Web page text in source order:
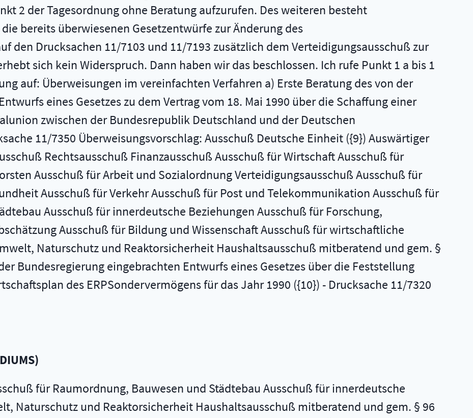
2 der Tagesordnung ohne Beratung aufzurufen. Des weiteren besteht
bereits überwiesenen Gesetzentwürfe zur Änderung des
den Drucksachen 11/7103 und 11/7193 zusätzlich dem Verteidigungsausschuß zur
sich kein Widerspruch. Dann haben wir das beschlossen. Ich rufe Punkt 1 a bis 1
auf: Überweisungen im vereinfachten Verfahren a) Erste Beratung des von der
eines Gesetzes zu dem Vertrag vom 18. Mai 1990 über die Schaffung einer
zwischen der Bundesrepublik Deutschland und der Deutschen
11/7350 Überweisungsvorschlag: Ausschuß Deutsche Einheit ({9}) Auswärtiger
Rechtsausschuß Finanzausschuß Ausschuß für Wirtschaft Ausschuß für
Ausschuß für Arbeit und Sozialordnung Verteidigungsausschuß Ausschuß für
Ausschuß für Verkehr Ausschuß für Post und Telekommunikation Ausschuß für
Ausschuß für innerdeutsche Beziehungen Ausschuß für Forschung,
Ausschuß für Bildung und Wissenschaft Ausschuß für wirtschaftliche
Naturschutz und Reaktorsicherheit Haushaltsausschuß mitberatend und gem. §
Bundesregierung eingebrachten Entwurfs eines Gesetzes über die Feststellung
des ERPSondervermögens für das Jahr 1990 ({10}) - Drucksache 11/7320
)
({13}), Lennartz, Dr. Hartenstein, Adler, Bachmaier, Bernrath, Blunck, Dr. Böhme ({14}), Dr. von Bülow, Conradi, Fischer ({15}), Gilges, Dr. Hauchler, Kastner, Dr. Kübler, Kiehm, Menzel, Müller ({16}), Rappe ({17}), Reimann, Reuter, Dr. Schöfberger, Schütz, Stahl ({18}), Tietjen, Waltemathe, Dr. Wernitz, Dr. Vogel und der Fraktion der SPD Betriebsbeauftragte für Umweltschutz - Drucksache 11/7202 Überweisungsvorschlag des Ältestenrates: Ausschuß für Wirtschaft ({19}) Ausschuß für Arbeit und Sozialordnung Ausschuß für Umwelt, Naturschutz und Reaktorsicherheit k) Beratung des Antrags des Bundesministers der Finanzen Einwilligung in die Veräußerung des Bundesanteils am „Unteren Mundatwald" gemäß § 64 Abs. 2 der Bundeshaushaltsordnung - Drucksache 11/7144 - Überweisungsvorschlag: Haushaltsausschuß 1) Beratung des Antrags des Präsidenten des Bundesrechnungshofes Rechnung des Bundesrechnungshofes für das Haushaltsjahr 1989 - Einzelplan 20 -- Drucksache 11/7316 - Überweisungsvorschlag: Haushaltsausschuß m) Beratung des Antrags der Abgeordneten Frau Schilling, Frau Schoppe und der Fraktion DIE GRÜNEN Vizepräsidentin Renger Zur Schließung des Luft-Boden-Übungsplatzes „Nordhorn-Range" - Drucksache 11/6866 Überweisungsvorschlag: Verteidigungsausschuß ({20}) Auswärtiger Ausschuß n) Beratung des Antrags der Abgeordneten Oostergetelo, Dr. Däubler-Gmelin, Andres, Börnsen ({21}), Bulmahn, Dr. Emmerlich, Ewen, Faße, Dr. Gautier, Götte, Graf, Haack ({22}), Dr. Hauchler, Heistermann, Hiller ({23}), Kiehm, Koltzsch, Kühbacher, Müller ({24}), Niehuis, Pauli, Rixe, Dr. Sonntag-Wolgast, Sielaff, Scherrer, Schmidt ({25}), Schütz, Dr. Struck, Terborg, Tietjen, Waltemathe Schließung des Luft-Boden-Übungsplatzes „Nordhorn-Range" - Drucksache 11/7264 Überweisungsvorschlag: Verteidigungsausschuß ({26}) Auswärtiger Ausschuß Interfraktionell wird vorgeschlagen, die Vorlagen an die in der Tagesordnung aufgeführten Ausschüsse zu überweisen. - Kein Widerspruch. Auch dies ist so beschlossen. Ich rufe die Punkte 2 sowie die Punkte 9 c bis 9 e der Tagesordnung auf: 2. Beratungen ohne Aussprache a) Zweite Beratung und Schlußabstimmung des von der Bundesregierung eingebrachten Entwurfs eines Gesetzes zu dem Vertrag vom 1. Dezember 1987 über die wasserwirtschaftliche Zusammenarbeit im Einzugsgebiet der Donau - Drucksache 11/6943 Beschlußempfehlung und Bericht des Ausschusses für Umwelt, Naturschutz und Reaktorsicherheit ({27}) - Drucksache 11/7380 Berichterstatter: Abgeordneter Dr. Friedrich ({28}) b) Zweite und dritte Beratung des von der Bundesregierung eingebrachten Entwurfs eines Zweiten Gesetzes zur Änderung des Ernährungssicherstellungsgesetzes - Drucksache 11/6156 Beschlußempfehlung und Bericht des Ausschusses für Ernährung, Landwirtschaft und Forsten ({29}) - Drucksache 11/7403 Berichterstatter: Abgeordneter Sauter ({30}) ({31}) c) Zweite und dritte Beratung des von der Bundesregierung eingebrachten Entwurfs eines Ernährungsvorsorgegesetzes ({32}) - Drucksache 11/6157 Beschlußempfehlung und Bericht des Ausschusses für Ernährung, Landwirtschaft und Forsten ({33}) - Drucksache 11/7404 Berichterstatter: Abgeordneter Sauter ({34}) ({35}) d) Beratung der Beschlußempfehlung und des Berichts des Innenausschusses ({36}) zu dem Antrag der Fraktion der SPD Aufstockung des Härtefonds für Nationalgeschädigte beim Hohen Flüchtlingskommissar der Vereinten Nationen zu der Unterrichtung durch die Bundesregierung Bericht über Härtefonds für Nationalgeschädigte beim Hohen Flüchtlingskommissar der Vereinten Nationen - Drucksachen 11/4841, 11/6287, 11/7044 - Berichterstatter: Abgeordnete Frau Dr. Wisniewski Lambinus Such e) Beratung der Beschlußempfehlung und des Berichts des Ausschusses für Verkehr ({37}) zu dem Antrag der Fraktion der SPD Transporte gefährlicher Güter durch Militärfahrzeuge - Drucksachen 11/1379, 11/7132 - Berichterstatter: Abgeordneter Richter f) Beratung der Beschlußempfehlung und des Berichts des Ausschusses für Ernährung, Landwirtschaft und Forsten ({38}) zu dem Antrag der Abgeordneten Susset, Michels, Eigen, Bayha, Carstensen ({39}), Herkenrath, Kalb, Kroll-Schlüter, Niegel, Sauter ({40}), Schartz ({41}), Freiherr von Schorlemer, Dr. Schwörer, Borchert, Fellner, Fuchtel, Dr. Göhner, Seesing, Freiherr Heereman von Zuydtwyck, Dr. Kunz ({42}), Dr. Meyer zu Bentrup, Scheu, Frau Schmidt ({43}), Schmitz ({44}), Frau Will-Feld und Genossen und der Fraktion der CDU/CSU sowie der Abgeordneten Paintner, Heinrich, Bredehorn und der Fraktion der FDP zum Getreidepreis - Drucksachen 11/6472, 11/7203 - Berichterstatter: Abgeordneter Pfuhl g) Beratung der Beschlußempfehlung und des Berichts des Ausschusses für Ernährung, Landwirtschaft und Forsten ({45}) zu der Unterrichtung durch die Bundesregierung Vizepräsidentin Renger Vorschlag für eine Verordnung ({46}) des Rates mit veterinärrechtlichen Vorschriften für die Beseitigung, Verarbeitung und Vermarktung von tierischen Abfällen sowie zum Schutz von Futtermitteln gegen Krankheitserreger - Drucksachen 11/6285 Nr. 2.5, 11/7210 - Berichterstatterin: Abgeordnete Frau Weyel h) Beratung der Beschlußempfehlung und des Berichts des Ausschusses für Ernährung, Landwirtschaft und Forsten ({47}) zu der Unterrichtung durch die Bundesregierung Vorschlag für eine Verordnung ({48}) des Rates über die Veterinärbedingungen für den innergemeinschaftlichen Handel mit frischem Fleisch von Geflügel und Zuchtfederwild und für die Einfuhr dieses Fleisches aus Drittländern - Drucksachen 11/6285 Nr. 2.6, 11/7225 - Berichterstatter: Abgeordneter Häuser i) Beratung der Beschlußempfehlung und des Berichts des Ausschusses für Ernährung, Landwirtschaft und Forsten ({49}) zu der Unterrichtung durch die Bundesregierung Vorschlag für eine Verordnung ({50}) des Rates zur Änderung der Verordnung ({51}) Nr. 987/68 zur Festlegung der Grundregeln für die Gewährung einer Beihilfe für Magermilch, die zu Kasein und Kaseinaten verarbeitet worden ist - Drucksachen 11/6629 Nr. 2.5, 11/7265 Berichterstatter: Abgeordneter Schartz ({52}) j) Beratung der Beschlußempfehlung und des Berichts des Ausschusses für Wirtschaft ({53}) zu der Verordnung der Bundesregierung Aufhebbare Siebenundsechzigste Verordnung zur Änderung der Ausfuhrliste - Anlage AL zur Außenwirtschaftsverordnung -- Drucksachen 11/6759, 11/7181 - Berichterstatter: Abgeordneter Kittelmann k) Beratung der Beschlußempfehlung und des Berichts des Ausschusses für Wirtschaft ({54}) zu der Verordnung der Bundesregierung Aufhebbare Sechste Verordnung zur Änderung der Außenwirtschaftsverordnung - Drucksachen 11/6853, 11/7341 - Berichterstatter: Abgeordneter Kittelmann 1) Beratung der Beschlußempfehlung und des Berichts des Ausschusses für Wirtschaft ({55}) zu der Verordnung der Bundesregierung Aufhebbare Einhundertelfte Verordnung zur Änderung der Einfuhrliste - Anlage zum Außenwirtschaftsgesetz -- Drucksachen 11/6954, 11/7342 - Berichterstatter: Abgeordneter Dr. Gautier m) Beratung der Beschlußempfehlung des Haushaltsausschusses ({56}) zu der Unterrichtung durch die Bundesregierung Weitere außerplan